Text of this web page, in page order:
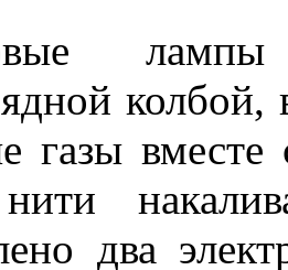
газы
два